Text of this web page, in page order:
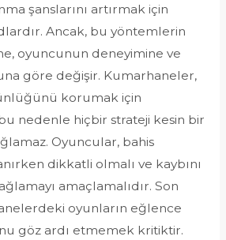
şanslarını artırmak için
Ancak, bu yöntemlerin
oyuncunun deneyimine ve
göre değişir. Kumarhaneler,
korumak için
nedenle hiçbir strateji kesin bir
Oyuncular, bahis
dikkatli olmalı ve kaybını
amaçlamalıdır. Son
oyunların eğlence
göz ardı etmemek kritiktir.